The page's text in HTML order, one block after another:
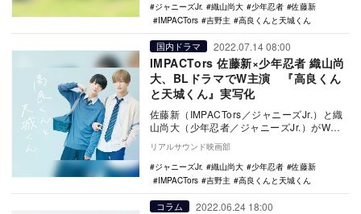
ジャニーズJr.
織山尚大 少年忍者
佐藤新
IMPACTors
吉野主 高良くんと天城くん
国内ドラマ 2022.07.14 08:00
IMPACTors 佐藤新×少年忍者 織山尚
大、BLドラマでW主演 『高良くん
と天城くん』実写化
佐藤新（IMPACTors／ジャニーズJr.）と織
山尚大（少年忍者／ジャニーズJr.）がW主
演を務める連続ドラマ『高良くんと天城…
リアルサウンド映画部
ジャニーズJr.
織山尚大 少年忍者
佐藤新
IMPACTors
吉野主 高良くんと天城くん
コラム 2022.06.24 18:00